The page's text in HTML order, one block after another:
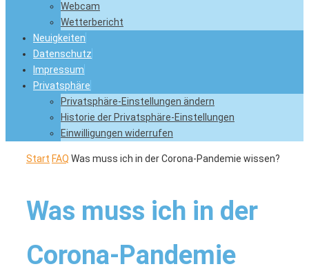
Webcam
Wetterbericht
Neuigkeiten
Datenschutz
Impressum
Privatsphäre
Privatsphäre-Einstellungen ändern
Historie der Privatsphäre-Einstellungen
Einwilligungen widerrufen
Start FAQ Was muss ich in der Corona-Pandemie wissen?
Was muss ich in der
Corona-Pandemie